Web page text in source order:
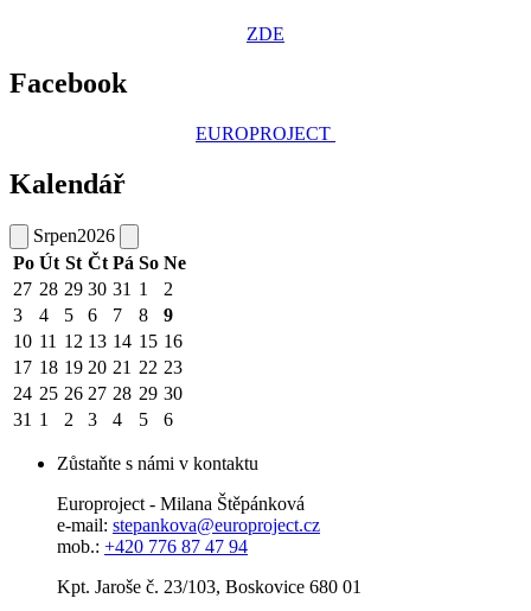
ZDE
Facebook
EUROPROJECT
Kalendář
Srpen2026
Po Út St Čt Pá So Ne
27 28 29 30 31 1
2
3
4 5 6 7 8
9
10 11 12 13 14 15 16
17 18 19 20 21 22 23
24 25 26 27 28 29 30
31 1 2 3 4 5 6
Zůstaňte s námi v kontaktu
Europroject - Milana Štěpánková
e-mail: stepankova@europroject.cz
mob.: +420 776 87 47 94
Kpt. Jaroše č. 23/103, Boskovice 680 01